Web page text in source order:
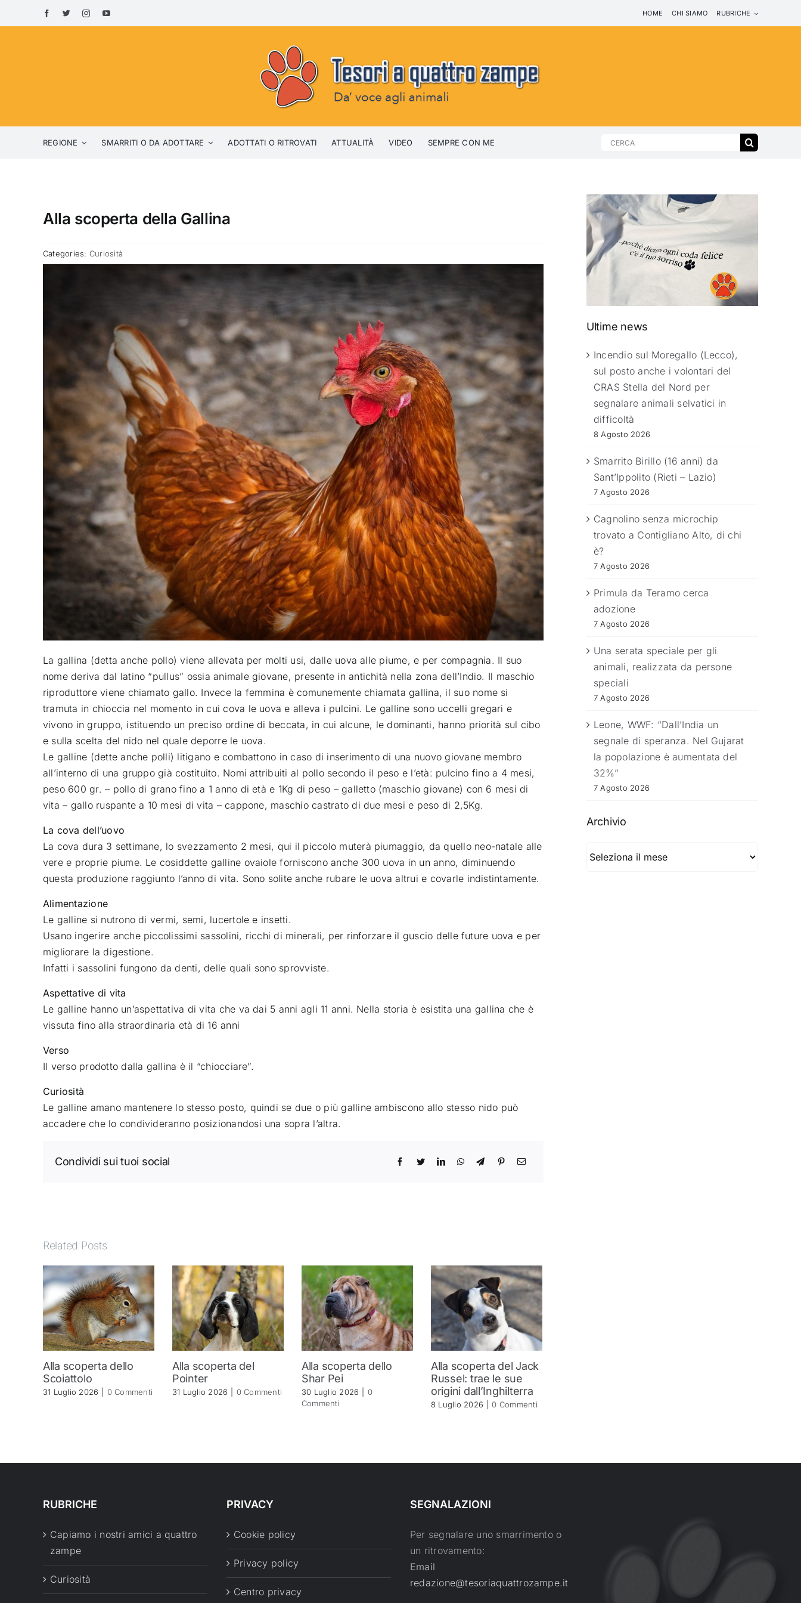
to
HOME CHI SIAMO RUBRICHE
REGIONE SMARRITI O DA ADOTTARE ADOTTATI O RITROVATI ATTUALITÀ VIDEO SEMPRE CON ME
Search
Alla scoperta della Gallina
Categories: Curiosità
La gallina (detta anche pollo) viene allevata per molti usi, dalle uova alle piume, e per compagnia. Il suo
nome deriva dal latino “pullus” ossia animale giovane, presente in antichità nella zona dell’Indio. Il maschio
riproduttore viene chiamato gallo. Invece la femmina è comunemente chiamata gallina, il suo nome si
tramuta in chioccia nel momento in cui cova le uova e alleva i pulcini. Le galline sono uccelli gregari e
vivono in gruppo, istituendo un preciso ordine di beccata, in cui alcune, le dominanti, hanno priorità sul cibo
e sulla scelta del nido nel quale deporre le uova.
Le galline (dette anche polli) litigano e combattono in caso di inserimento di una nuovo giovane membro
all’interno di una gruppo già costituito. Nomi attribuiti al pollo secondo il peso e l’età: pulcino fino a 4 mesi,
peso 600 gr. – pollo di grano fino a 1 anno di età e 1Kg di peso – galletto (maschio giovane) con 6 mesi di
vita – gallo ruspante a 10 mesi di vita – cappone, maschio castrato di due mesi e peso di 2,5Kg.
La cova dell’uovo
La cova dura 3 settimane, lo svezzamento 2 mesi, qui il piccolo muterà piumaggio, da quello neo-natale alle
vere e proprie piume. Le cosiddette galline ovaiole forniscono anche 300 uova in un anno, diminuendo
questa produzione raggiunto l’anno di vita. Sono solite anche rubare le uova altrui e covarle indistintamente.
Alimentazione
Le galline si nutrono di vermi, semi, lucertole e insetti.
Usano ingerire anche piccolissimi sassolini, ricchi di minerali, per rinforzare il guscio delle future uova e per
migliorare la digestione.
Infatti i sassolini fungono da denti, delle quali sono sprovviste.
Aspettative di vita
Le galline hanno un’aspettativa di vita che va dai 5 anni agli 11 anni. Nella storia è esistita una gallina che è
vissuta fino alla straordinaria età di 16 anni
Verso
Il verso prodotto dalla gallina è il “chiocciare”.
Curiosità
Le galline amano mantenere lo stesso posto, quindi se due o più galline ambiscono allo stesso nido può
accadere che lo condivideranno posizionandosi una sopra l’altra.
Condividi sui tuoi social
Related Posts
Alla scoperta dello
Scoiattolo
31 Luglio 2026 0 Commenti
Alla scoperta del
Pointer
31 Luglio 2026 0 Commenti
Alla scoperta dello
Shar Pei
30 Luglio 2026
0
Commenti
Alla scoperta del Jack
Russel: trae le sue
origini dall’Inghilterra
8 Luglio 2026 0 Commenti
Ultime news
Incendio sul Moregallo (Lecco),
sul posto anche i volontari del
CRAS Stella del Nord per
segnalare animali selvatici in
difficoltà
8 Agosto 2026
Smarrito Birillo (16 anni) da
Sant’Ippolito (Rieti – Lazio)
7 Agosto 2026
Cagnolino senza microchip
trovato a Contigliano Alto, di chi
è?
7 Agosto 2026
Primula da Teramo cerca
adozione
7 Agosto 2026
Una serata speciale per gli
animali, realizzata da persone
speciali
7 Agosto 2026
Leone, WWF: “Dall’India un
segnale di speranza. Nel Gujarat
la popolazione è aumentata del
32%”
7 Agosto 2026
Archivio
RUBRICHE
Capiamo i nostri amici a quattro
zampe
Curiosità
PRIVACY
Cookie policy
Privacy policy
Centro privacy
SEGNALAZIONI
Per segnalare uno smarrimento o
un ritrovamento:
Email
redazione@tesoriaquattrozampe.it